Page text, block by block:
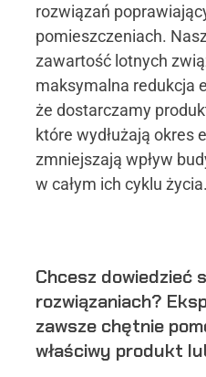
rozwiązań
pomieszczeniach.
zawartość lotnych
maksymalna redukcja
że dostarczamy
które wydłużają okres
zmniejszają wpływ
w całym ich cyklu życia.
Chcesz dowiedzieć
rozwiązaniach?
zawsze chętnie
właściwy produkt